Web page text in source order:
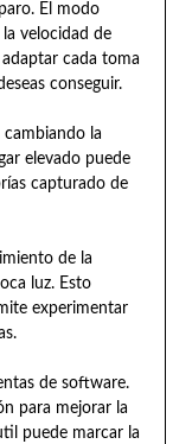
El modo
velocidad de
cada toma
conseguir.
cambiando la
elevado puede
capturado de
de la
luz. Esto
experimentar
de software.
para mejorar la
puede marcar la